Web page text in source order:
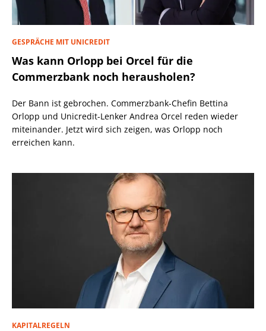
GESPRÄCHE MIT UNICREDIT
Was kann Orlopp bei Orcel für die
Commerzbank noch herausholen?
Der Bann ist gebrochen. Commerzbank-Chefin Bettina
Orlopp und Unicredit-Lenker Andrea Orcel reden wieder
miteinander. Jetzt wird sich zeigen, was Orlopp noch
erreichen kann.
KAPITALREGELN